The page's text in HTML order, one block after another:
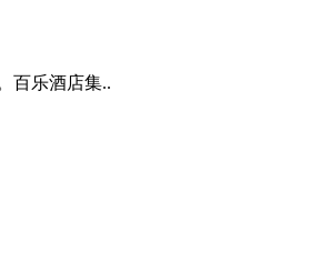
百乐酒店集..